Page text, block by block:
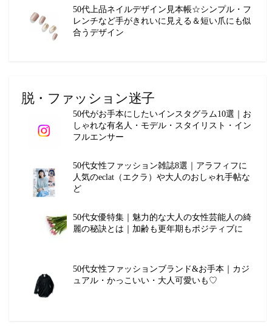
50代上品ネイルデザイン見本帳☆シンプル・フ
レンチなど手がきれいに見える＆短い爪にも似
合うデザイン
脱・ファッション迷子
50代がお手本にしたいインスタグラム10選｜お
しゃれな有名人・モデル・スタイリスト・イン
フルエンサー
50代女性ファッション雑誌8選｜アラフィフに
人気のeclat（エクラ）や大人のおしゃれ手帖な
ど
50代女優特集｜魅力的な大人の女性芸能人の綺
麗の秘訣とは｜加齢も更年期もポジティブに
50代女性ファッションブランド&お手本｜カジ
ュアル・かっこいい・大人可愛いも♡